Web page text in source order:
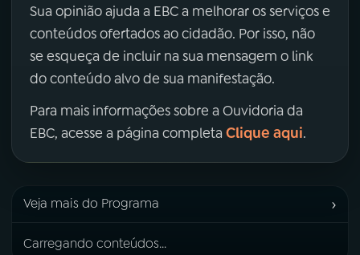
Sua opinião ajuda a EBC a melhorar os serviços e
conteúdos ofertados ao cidadão. Por isso, não
se esqueça de incluir na sua mensagem o link
do conteúdo alvo de sua manifestação.
Para mais informações sobre a Ouvidoria da
EBC, acesse a página completa Clique aqui.
Veja mais do Programa ›
Carregando conteúdos...